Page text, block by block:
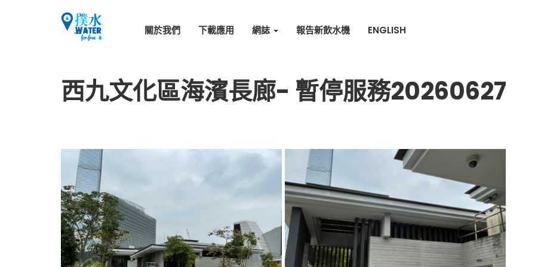
關於我們 下載應用 網誌 報告新飲水機 ENGLISH
西九文化區海濱長廊- 暫停服務20260627